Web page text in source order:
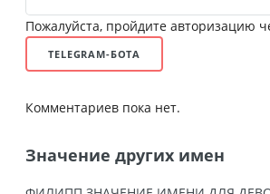
Пожалуйста, пройдите авторизацию
TELEGRAM-БОТА
Комментариев пока нет.
Значение других имен